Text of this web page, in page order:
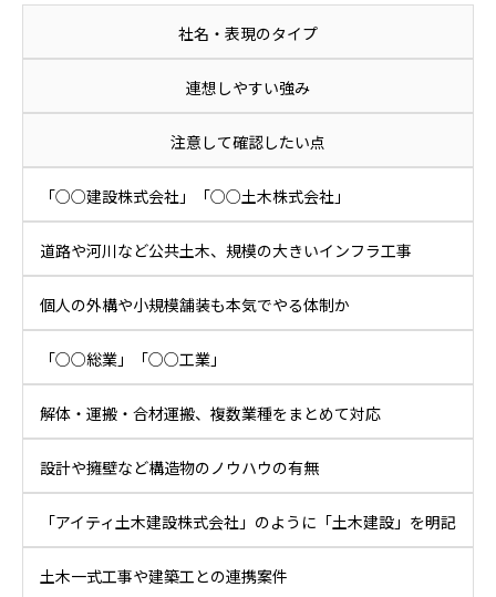
社名・表現のタイプ
連想しやすい強み
注意して確認したい点
「○○建設株式会社」「○○土木株式会社」
道路や河川など公共土木、規模の大きいインフラ工事
個人の外構や小規模舗装も本気でやる体制か
「○○総業」「○○工業」
解体・運搬・合材運搬、複数業種をまとめて対応
設計や擁壁など構造物のノウハウの有無
「アイティ土木建設株式会社」のように「土木建設」を明記
土木一式工事や建築工との連携案件